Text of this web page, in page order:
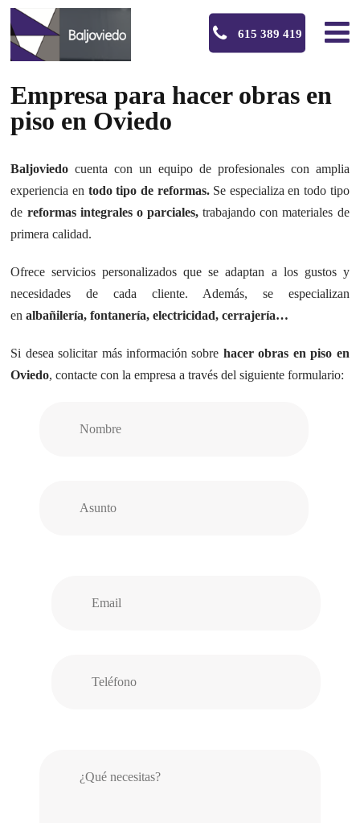
615 389 419
Empresa para hacer obras en
piso en Oviedo
Baljoviedo cuenta con un equipo de profesionales con amplia
experiencia en todo tipo de reformas.Se especializa en todo tipo
de reformas integrales o parciales, trabajando con materiales de
primera calidad.
Ofrece servicios personalizados que se adaptan a los gustos y
necesidades de cada cliente. Además, se especializan
enalbañilería, fontanería, electricidad, cerrajería…
Si desea solicitar más información sobre hacer obras en piso en
Oviedo, contacte con la empresa a través del siguiente formulario: